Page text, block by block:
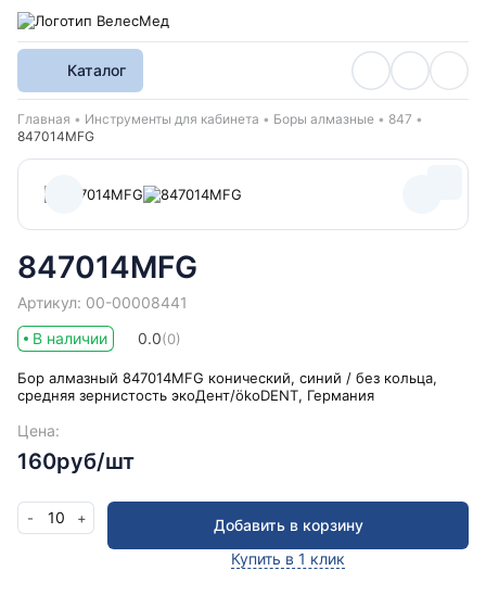
Каталог
Хлебные крошки
Главная Инструменты для кабинета Боры алмазные
847
847014MFG
847014MFG
Артикул: 00-00008441
В наличии
0.0(0)
Бор алмазный 847014MFG конический, синий / без кольца,
средняя зернистость экоДент/ökoDENT, Германия
Цена:
160руб/шт
- 10 +
Добавить в корзину
Купить в 1 клик